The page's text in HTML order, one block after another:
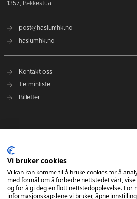
1357, Bekkestua
post@haslumhk.no
haslumhk.no
Kontakt oss
Terminliste
Billetter
Ansvarlig redaktør: Tore Solberg
Vi bruker cookies
Vi kan kan komme til å bruke cookies for å
med formål om å forbedre nettstedet vårt,
og for å gi deg en flott nettstedopplevelse. For
informasjonskapslene vi bruker, åpne